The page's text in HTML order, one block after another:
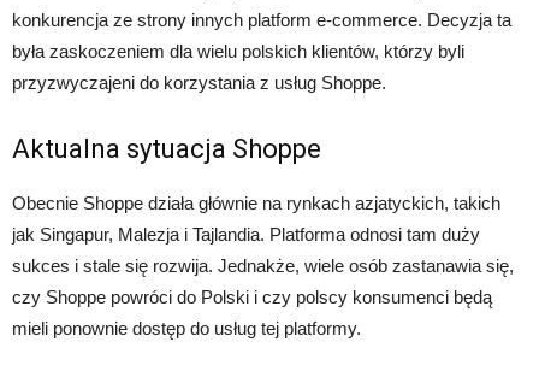
konkurencja ze strony innych platform e-commerce. Decyzja ta
była zaskoczeniem dla wielu polskich klientów, którzy byli
przyzwyczajeni do korzystania z usług Shoppe.
Aktualna sytuacja Shoppe
Obecnie Shoppe działa głównie na rynkach azjatyckich, takich
jak Singapur, Malezja i Tajlandia. Platforma odnosi tam duży
sukces i stale się rozwija. Jednakże, wiele osób zastanawia się,
czy Shoppe powróci do Polski i czy polscy konsumenci będą
mieli ponownie dostęp do usług tej platformy.